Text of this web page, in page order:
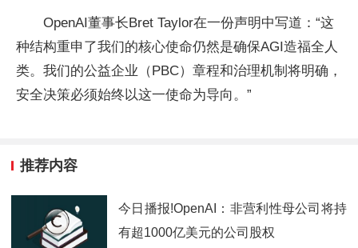
OpenAI董事长Bret Taylor在一份声明中写道：“这
种结构重申了我们的核心使命仍然是确保AGI造福全人
类。我们的公益企业（PBC）章程和治理机制将明确，
安全决策必须始终以这一使命为导向。”
推荐内容
今日播报!OpenAI：非营利性母公司将持
有超1000亿美元的公司股权